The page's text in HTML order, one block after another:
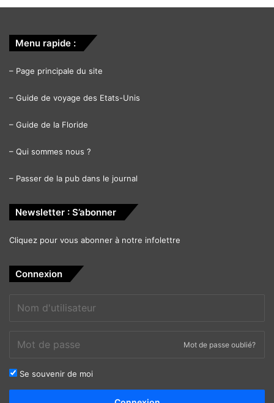
Menu rapide :
– Page principale du site
– Guide de voyage des Etats-Unis
– Guide de la Floride
– Qui sommes nous ?
– Passer de la pub dans le journal
Newsletter : S’abonner
Cliquez pour vous abonner à notre infolettre
Connexion
Mot de passe oublié?
Se souvenir de moi